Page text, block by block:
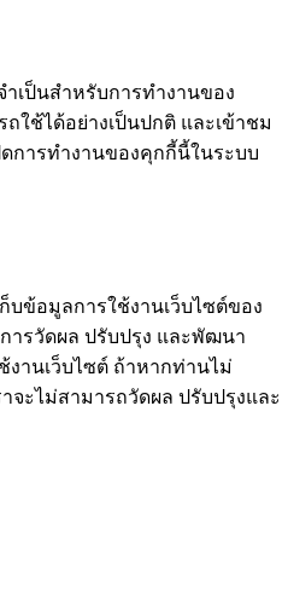
เป็นสำหรับการทำงานของ
ใช้ได้อย่างเป็นปกติ และเข้าชม
การทำงานของคุกกี้นี้ในระบบ
บข้อมูลการใช้งานเว็บไซต์ของ
ารวัดผล ปรับปรุง และพัฒนา
านเว็บไซต์ ถ้าหากท่านไม่
จะไม่สามารถวัดผล ปรับปรุงและ